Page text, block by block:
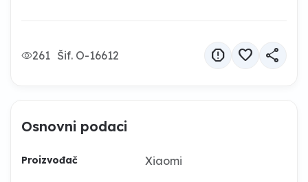
261 Šif. O-16612 report favorite share
Osnovni podaci
Proizvođač Xiaomi